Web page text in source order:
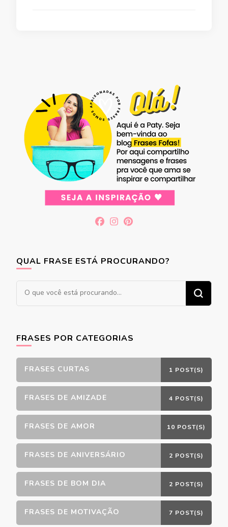
QUAL FRASE ESTÁ PROCURANDO?
Procurando
algo?
FRASES POR CATEGORIAS
FRASES CURTAS 1 POST(S)
FRASES DE AMIZADE 4 POST(S)
FRASES DE AMOR 10 POST(S)
FRASES DE ANIVERSÁRIO 2 POST(S)
FRASES DE BOM DIA 2 POST(S)
FRASES DE MOTIVAÇÃO 7 POST(S)